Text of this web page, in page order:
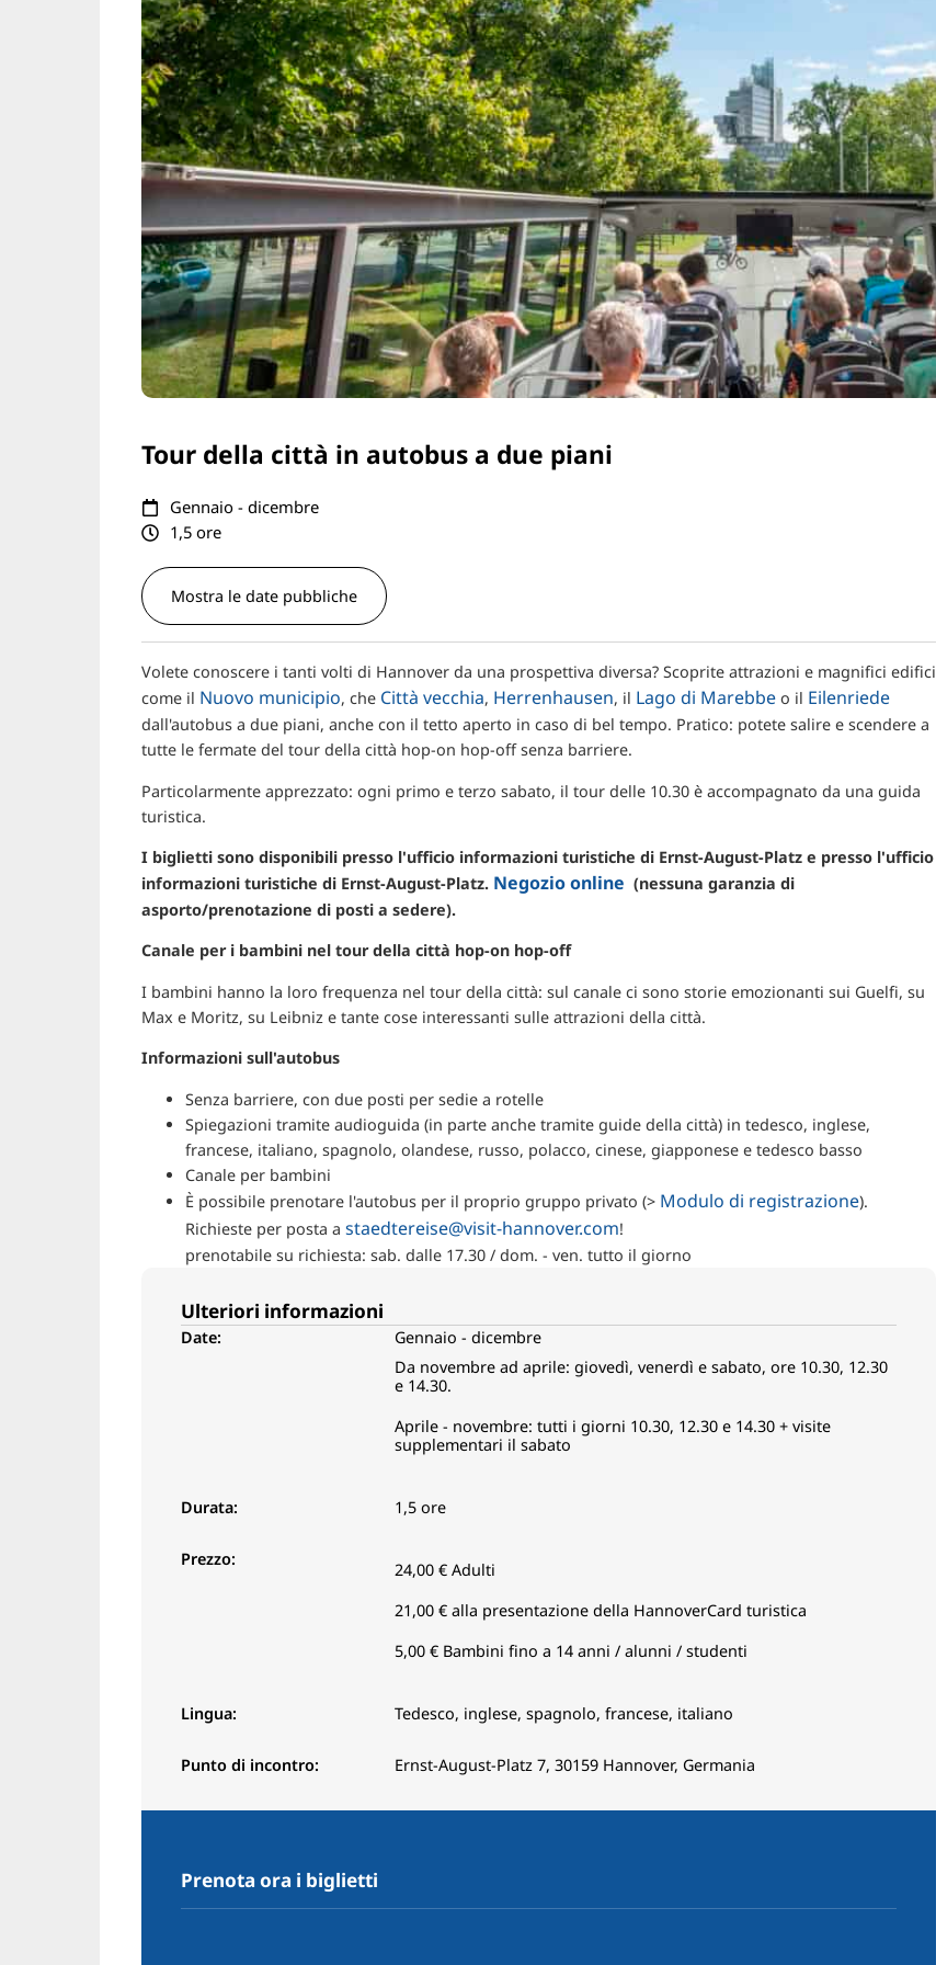
Tour della città in autobus a due piani
Gennaio - dicembre
1,5 ore
Mostra le date pubbliche
Volete conoscere i tanti volti di Hannover da una prospettiva diversa? Scoprite attrazioni e magnifici edifici
come il Nuovo municipio, che Città vecchia, Herrenhausen, il Lago di Marebbe o il Eilenriede
dall'autobus a due piani, anche con il tetto aperto in caso di bel tempo. Pratico: potete salire e scendere a
tutte le fermate del tour della città hop-on hop-off senza barriere.
Particolarmente apprezzato: ogni primo e terzo sabato, il tour delle 10.30 è accompagnato da una guida
turistica.
I biglietti sono disponibili presso l'ufficio informazioni turistiche di Ernst-August-Platz e presso l'ufficio
informazioni turistiche di Ernst-August-Platz. Negozio online (nessuna garanzia di
asporto/prenotazione di posti a sedere).
Canale per i bambini nel tour della città hop-on hop-off
I bambini hanno la loro frequenza nel tour della città: sul canale ci sono storie emozionanti sui Guelfi, su
Max e Moritz, su Leibniz e tante cose interessanti sulle attrazioni della città.
Informazioni sull'autobus
Senza barriere, con due posti per sedie a rotelle
Spiegazioni tramite audioguida (in parte anche tramite guide della città) in tedesco, inglese,
francese, italiano, spagnolo, olandese, russo, polacco, cinese, giapponese e tedesco basso
Canale per bambini
È possibile prenotare l'autobus per il proprio gruppo privato (> Modulo di registrazione).
Richieste per posta a staedtereise@visit-hannover.com!
prenotabile su richiesta: sab. dalle 17.30 / dom. - ven. tutto il giorno
Ulteriori informazioni
Date:
Gennaio - dicembre
Da novembre ad aprile: giovedì, venerdì e sabato, ore 10.30, 12.30
e 14.30.
Aprile - novembre: tutti i giorni 10.30, 12.30 e 14.30 + visite
supplementari il sabato
Durata: 1,5 ore
Prezzo:
24,00 € Adulti
21,00 € alla presentazione della HannoverCard turistica
5,00 € Bambini fino a 14 anni / alunni / studenti
Lingua: Tedesco, inglese, spagnolo, francese, italiano
Punto di incontro: Ernst-August-Platz 7, 30159 Hannover, Germania
Prenota ora i biglietti